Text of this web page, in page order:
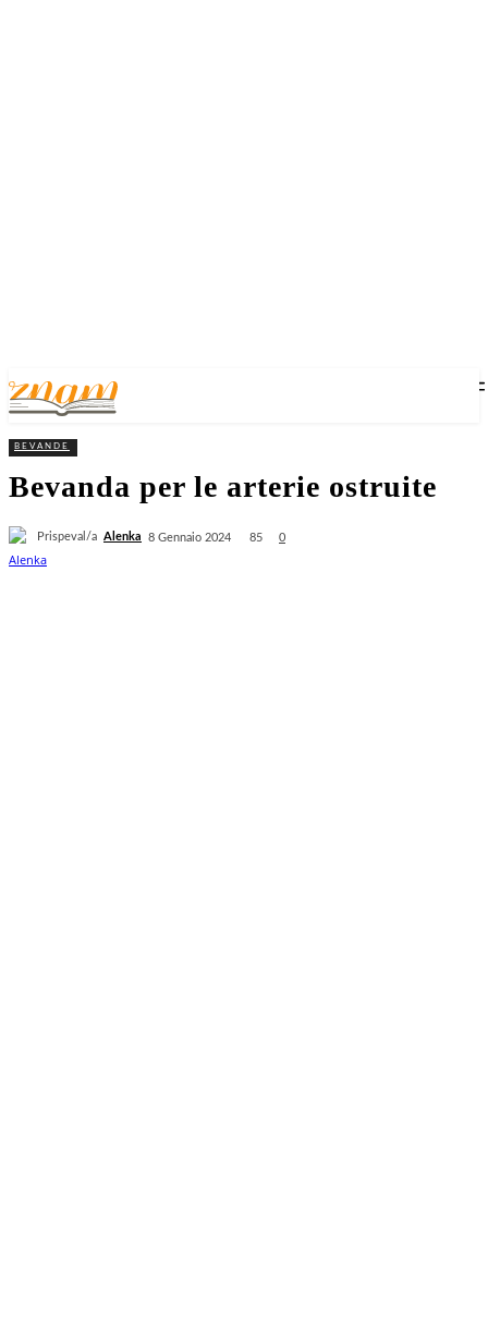
BEVANDE
Bevanda per le arterie ostruite
Prispeval/a Alenka 8 Gennaio 2024 85 0